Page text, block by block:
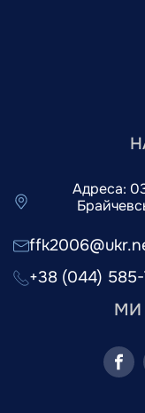
Адреса:
+38 (044)
МИ